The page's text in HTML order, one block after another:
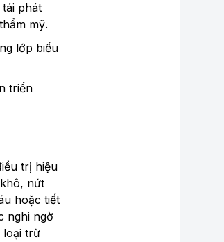
phát
mỹ.
lớp biểu
triển
trị hiệu
nứt
hoặc tiết
nghi ngờ
loại trừ